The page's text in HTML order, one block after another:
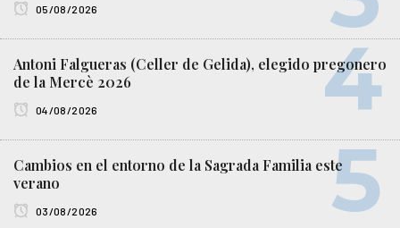
05/08/2026
Antoni Falgueras (Celler de Gelida), elegido pregonero
de la Mercè 2026
04/08/2026
Cambios en el entorno de la Sagrada Familia este
verano
03/08/2026